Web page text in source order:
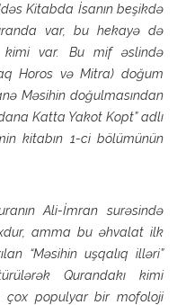
Kitabda İsanın beşikdə
var, bu hekayə də
kimi var. Bu mif əslində
Horos və Mitra) doğum
Məsihin doğulmasından
Katta Yakot Kopt” adlı
kitabın 1-ci bölümünün
Ali-İmran surəsində
amma bu əhvalat ilk
“Məsihin uşqalıq illəri”
Qurandakı kimi
çox populyar bir mofoloji